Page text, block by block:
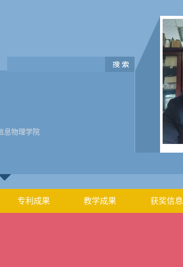
息物理学院
专利成果 教学成果 获奖信息